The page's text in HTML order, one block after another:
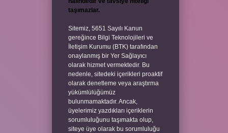
taşımazlar.
Sitemiz, 5651 Sayılı Kanun
gereğince Bilgi Teknolojileri ve
İletişim Kurumu (BTK) tarafından
onaylanmış bir Yer Sağlayıcı
olarak hizmet vermektedir. Bu
nedenle, sitedeki içerikleri proaktif
olarak denetleme veya araştırma
yükümlülüğümüz
bulunmamaktadır. Ancak,
üyelerimiz yazdıkları içeriklerin
sorumluluğunu taşımakta olup,
siteye üye olarak bu sorumluluğu